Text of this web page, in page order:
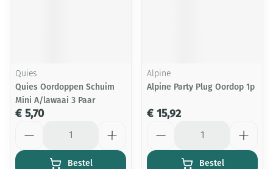
Quies
Quies Oordoppen Schuim
Mini A/lawaai 3 Paar
€ 5,70
Bestel
Alpine
Alpine Party Plug Oordop 1p
€ 15,92
Bestel